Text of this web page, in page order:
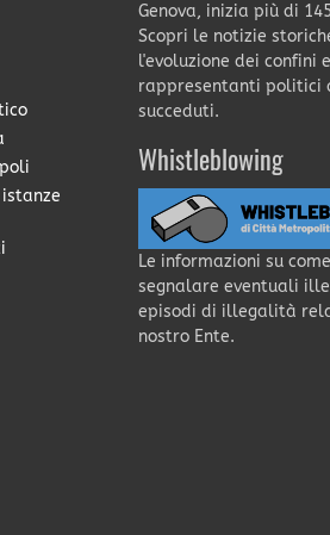
Genova, inizia più di
Scopri le notizie
l'evoluzione dei confini
rappresentanti politici
succeduti.
Whistleblowing
Le informazioni su
segnalare eventuali
episodi di illegalità
nostro Ente.